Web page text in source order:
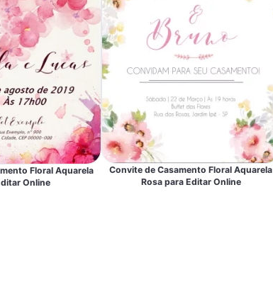
Floral Aquarela
Online
Convite de Casamento Floral Aquarela
Rosa para Editar Online